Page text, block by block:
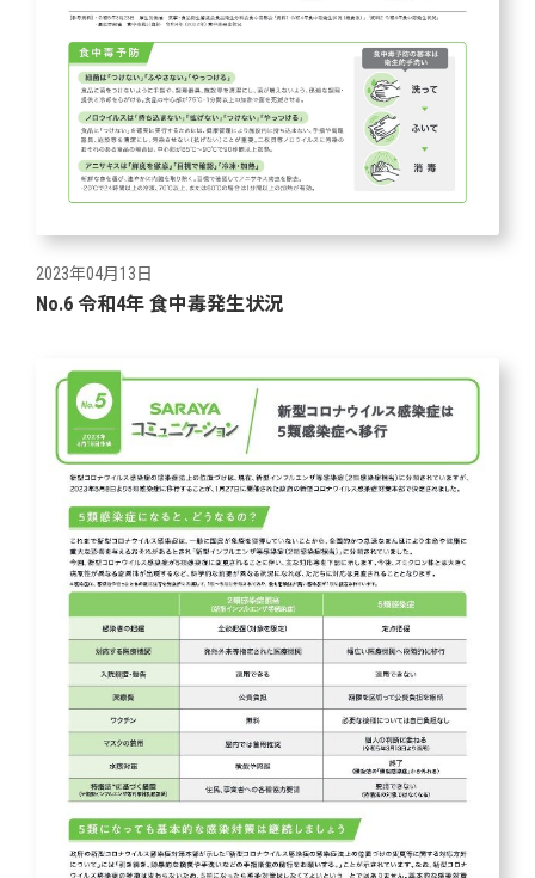
2023年04月13日
No.6 令和4年 食中毒発生状況